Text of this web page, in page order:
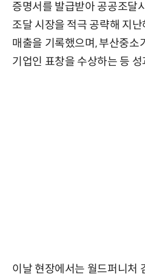
증명서를 발급받아 공공조달
조달 시장을 적극 공략해 지
매출을 기록했으며, 부산중소
기업인 표창을 수상하는 등
이날 현장에서는 월드퍼니처